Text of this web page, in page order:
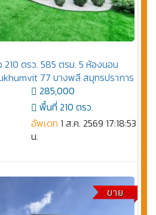
210 ตรว. 585 ตรม. 5 ห้องนอน
77 บางพลี สมุทรปราการ
285,000
พื้นที่ 210 ตรว.
อัพเดท 1 ส.ค. 2569 17:18:53
น.
ขาย